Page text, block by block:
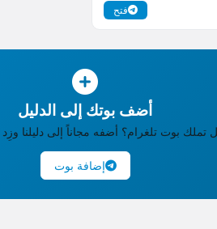
فتح
أضف بوتك إلى الدليل
تملك بوت تلغرام؟ أضفه مجاناً إلى دليلنا
إضافة بوت